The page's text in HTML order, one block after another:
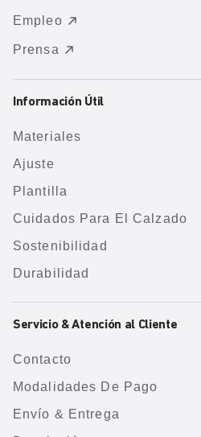
Empleo
Prensa
Información Útil
Materiales
Ajuste
Plantilla
Cuidados Para El Calzado
Sostenibilidad
Durabilidad
Servicio & Atención al Cliente
Contacto
Modalidades De Pago
Envío & Entrega